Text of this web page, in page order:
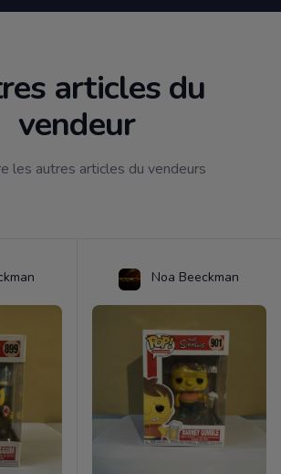
articles du
vendeur
les autres articles du vendeurs
Noa Beeckman